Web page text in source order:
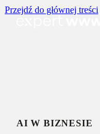
Przejdź do głównej treści
AI W BIZNESIE